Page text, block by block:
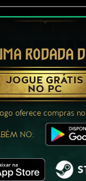
RODADA
JOGUE GRÁTIS
NO PC
oferece compras
NO: